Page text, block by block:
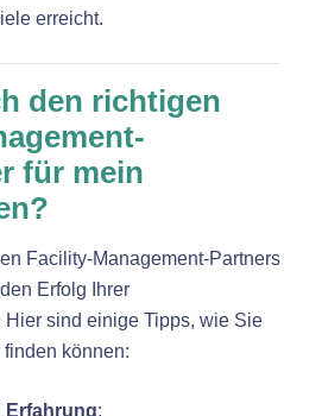
erreicht.
den richtigen
für mein
Facility-Management-Partners
Erfolg Ihrer
Hier sind einige Tipps, wie Sie
können:
Erfahrung: